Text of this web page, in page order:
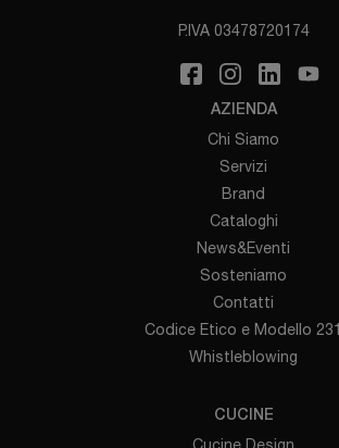
P.IVA 03478720174
AZIENDA
Chi Siamo
Servizi
Brand
Cataloghi
News&Eventi
Sosteniamo
Contatti
Codice Etico e Modello 231
Whistleblowing
CUCINE